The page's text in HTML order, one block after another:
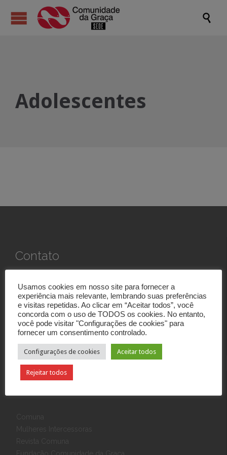

Adolescentes
Contato
Rua Eponina, 390
03426-010 Vila Carrão
São Paulo, SP
Tel: (11) 2090-1800
secretaria@cgsede.com.br
Veja como chegar→
Usamos cookies em nosso site para fornecer a
experiência mais relevante, lembrando suas preferências
e visitas repetidas. Ao clicar em “Aceitar todos”, você
concorda com o uso de TODOS os cookies. No entanto,
você pode visitar "Configurações de cookies" para
fornecer um consentimento controlado.
Configurações de cookies Aceitar todos
Rejeitar todos